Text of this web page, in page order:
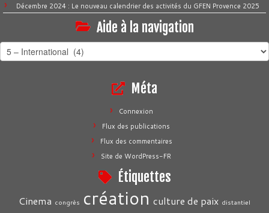
Décembre 2024 : Le nouveau calendrier des activités du GFEN Provence 2025
Aide à la navigation
Aide
à
Méta
Connexion
Flux des publications
Flux des commentaires
Site de WordPress-FR
Étiquettes
Cinema congrès création culture de paix distantiel